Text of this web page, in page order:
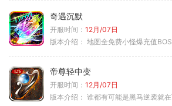
奇遇沉默
开服时间： 12月/07日
版本介绍： 地图全免费小怪爆充值
帝尊轻中变
开服时间： 12月/07日
版本介绍： 谁都有可能是黑马逆袭就